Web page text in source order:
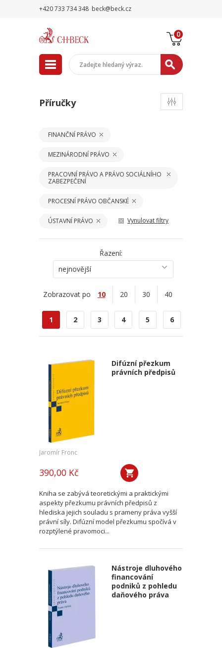
+420 733 734 348 beck@beck.cz
0
Příručky
FINANČNÍ PRÁVO
MEZINÁRODNÍ PRÁVO
PRACOVNÍ PRÁVO A PRÁVO SOCIÁLNÍHO
ZABEZPEČENÍ
PROCESNÍ PRÁVO OBČANSKÉ
ÚSTAVNÍ PRÁVO Vynulovat filtry
Řazení:
nejnovější
Zobrazovat po 10 20 30 40
1 2 3 4 5 6
Difúzní přezkum
právních předpisů
Jaromír Fronc
390,00 Kč
Kniha se zabývá teoretickými a praktickými
aspekty přezkumu právních předpisů z
hlediska jejich souladu s prameny práva vyšší
právní síly. Difúzní model přezkumu spočívá v
rozptýlené pravomoci...
Nástroje dluhového
financování
podniků z pohledu
daňového práva